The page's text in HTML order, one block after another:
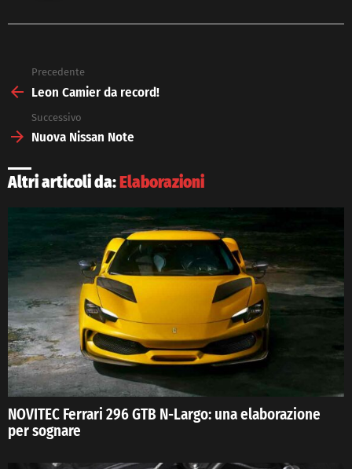
more
Precedente
Leon Camier da record!
Successivo
Nuova Nissan Note
Altri articoli da:Elaborazioni
NOVITEC Ferrari 296 GTB N-Largo: una elaborazione
per sognare